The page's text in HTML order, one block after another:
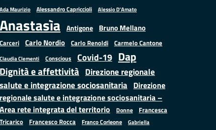
Ada Maurizio Alessandro Capriccioli Alessio D'Amato
Anastasìa Antigone Bruno Mellano
Carceri Carlo Nordio Carlo Renoldi Carmelo Cantone
Claudia Clementi Conscious Covid-19 Dap
Dignità e affettività Direzione regionale
salute e integrazione sociosanitaria Direzione
regionale salute e integrazione sociosanitaria –
Area rete integrata del territorio
Donne
Francesca
Tricarico
Francesco Rocca Franco Corleone
Gabriella